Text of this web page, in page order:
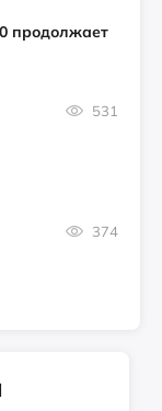
продолжает
531
374